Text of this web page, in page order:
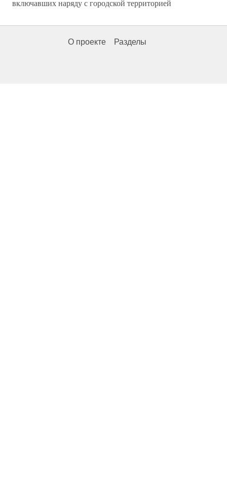
включавших наряду с городской территорией
О проекте Разделы